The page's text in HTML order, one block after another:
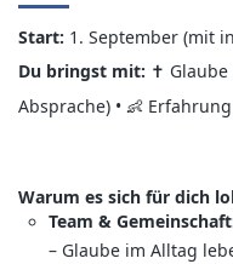
Start: 1. September (mit
Du bringst mit: ✝️ Glaube
Absprache) • 👶
Warum es sich für dich
Team &
– Glaube im Alltag